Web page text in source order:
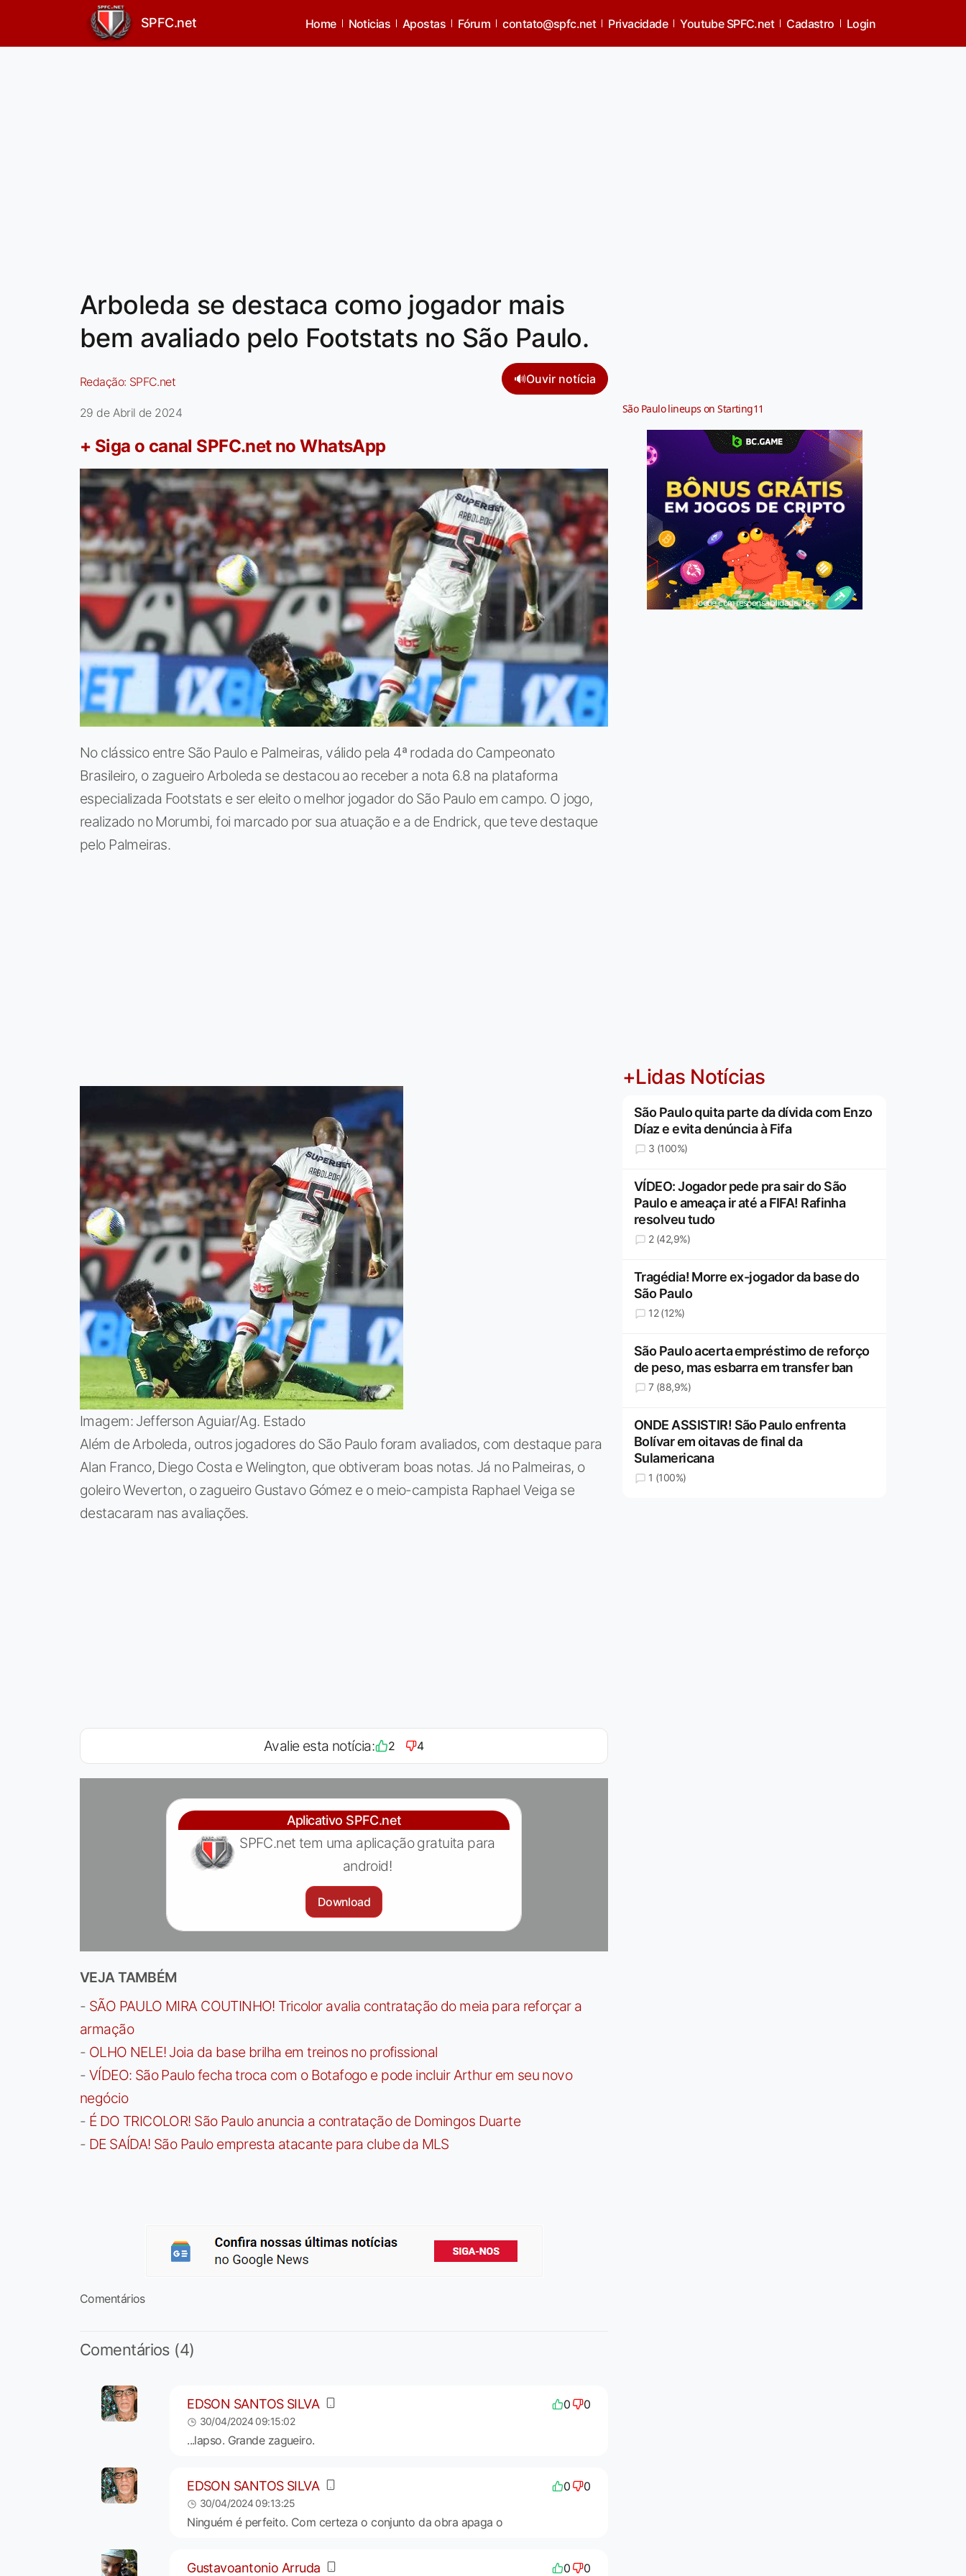
SPFC.net Home Noticias Apostas Fórum contato@spfc.net Privacidade Youtube SPFC.net Cadastro Login
Arboleda se destaca como jogador mais
bem avaliado pelo Footstats no São Paulo.
Redação: SPFC.net 🔊Ouvir notícia
29 de Abril de 2024
+ Siga o canal SPFC.net no WhatsApp
No clássico entre São Paulo e Palmeiras, válido pela 4ª rodada do Campeonato
Brasileiro, o zagueiro Arboleda se destacou ao receber a nota 6.8 na plataforma
especializada Footstats e ser eleito o melhor jogador do São Paulo em campo. O jogo,
realizado no Morumbi, foi marcado por sua atuação e a de Endrick, que teve destaque
pelo Palmeiras.
Imagem: Jefferson Aguiar/Ag. Estado
Além de Arboleda, outros jogadores do São Paulo foram avaliados, com destaque para
Alan Franco, Diego Costa e Welington, que obtiveram boas notas. Já no Palmeiras, o
goleiro Weverton, o zagueiro Gustavo Gómez e o meio-campista Raphael Veiga se
destacaram nas avaliações.
Avalie esta notícia: 2 4
Aplicativo SPFC.net
SPFC.net tem uma aplicação gratuita para
android!
Download
VEJA TAMBÉM
- SÃO PAULO MIRA COUTINHO! Tricolor avalia contratação do meia para reforçar a
armação
- OLHO NELE! Joia da base brilha em treinos no profissional
- VÍDEO: São Paulo fecha troca com o Botafogo e pode incluir Arthur em seu novo
negócio
- É DO TRICOLOR! São Paulo anuncia a contratação de Domingos Duarte
- DE SAÍDA! São Paulo empresta atacante para clube da MLS
Comentários
Comentários (4)
EDSON SANTOS SILVA 0 0
30/04/2024 09:15:02
...lapso. Grande zagueiro.
EDSON SANTOS SILVA 0 0
30/04/2024 09:13:25
Ninguém é perfeito. Com certeza o conjunto da obra apaga o
Gustavoantonio Arruda 0 0
São Paulo lineups on Starting11
Jogue com responsabilidade. 18+
+Lidas Notícias
São Paulo quita parte da dívida com Enzo
Díaz e evita denúncia à Fifa
3 (100%)
VÍDEO: Jogador pede pra sair do São
Paulo e ameaça ir até a FIFA! Rafinha
resolveu tudo
2 (42,9%)
Tragédia! Morre ex-jogador da base do
São Paulo
12 (12%)
São Paulo acerta empréstimo de reforço
de peso, mas esbarra em transfer ban
7 (88,9%)
ONDE ASSISTIR! São Paulo enfrenta
Bolívar em oitavas de final da
Sulamericana
1 (100%)